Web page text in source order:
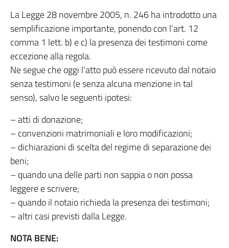
La Legge 28 novembre 2005, n. 246 ha introdotto una
semplificazione importante, ponendo con l’art. 12
comma 1 lett. b) e c) la presenza dei testimoni come
eccezione alla regola.
Ne segue che oggi l’atto può essere ricevuto dal notaio
senza testimoni (e senza alcuna menzione in tal
senso), salvo le seguenti ipotesi:
– atti di donazione;
– convenzioni matrimoniali e loro modificazioni;
– dichiarazioni di scelta del regime di separazione dei
beni;
– quando una delle parti non sappia o non possa
leggere e scrivere;
– quando il notaio richieda la presenza dei testimoni;
– altri casi previsti dalla Legge.
NOTA BENE: